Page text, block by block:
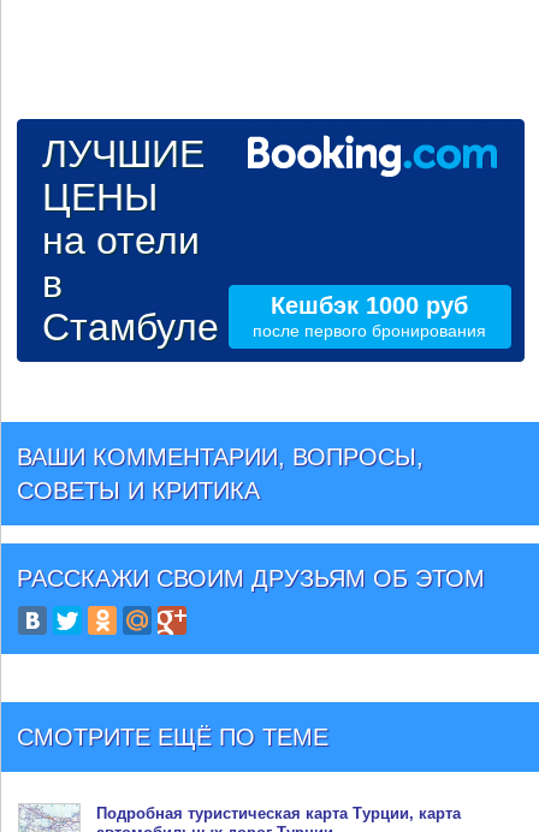
ЛУЧШИЕ
ЦЕНЫ
на отели
в
Стамбуле
Кешбэк 1000 руб
после первого бронирования
ВАШИ КОММЕНТАРИИ, ВОПРОСЫ,
СОВЕТЫ И КРИТИКА
РАССКАЖИ СВОИМ ДРУЗЬЯМ ОБ ЭТОМ
СМОТРИТЕ ЕЩЁ ПО ТЕМЕ
Подробная туристическая карта Турции, карта